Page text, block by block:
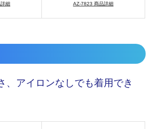
細 AZ-7823 商品詳細
、アイロンなしでも着用でき